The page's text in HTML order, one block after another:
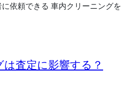
査定に影響する？